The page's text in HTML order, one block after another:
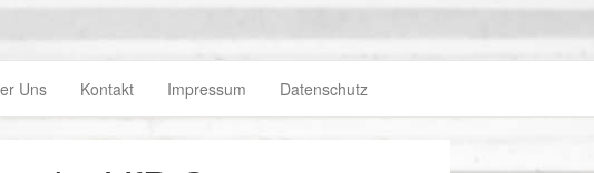
Uns Kontakt Impressum Datenschutz